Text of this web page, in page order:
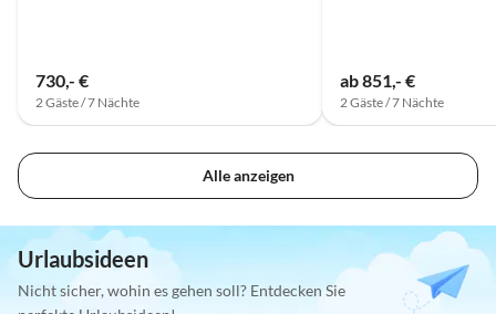
730,- €
2 Gäste / 7 Nächte
ab 851,- €
2 Gäste / 7 Nächte
Alle anzeigen
Urlaubsideen
Nicht sicher, wohin es gehen soll? Entdecken Sie